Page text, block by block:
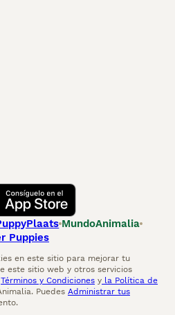
MundoAnimalia
Puppies
en este sitio para mejorar tu
este sitio web y otros servicios
Términos y Condiciones y la Política de
Puedes Administrar tus